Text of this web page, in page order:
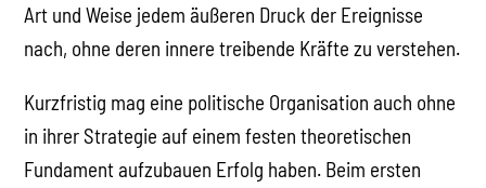
Art und Weise jedem äußeren Druck der Ereignisse
nach, ohne deren innere treibende Kräfte zu verstehen.
Kurzfristig mag eine politische Organisation auch ohne
in ihrer Strategie auf einem festen theoretischen
Fundament aufzubauen Erfolg haben. Beim ersten